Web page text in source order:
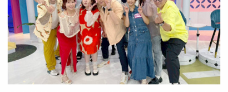
旅。開幕期間限量推出的信義店限定FLIPPER’S「Taipei
101 Strawberry Tower套餐」，有35cm高的「舒芙蕾草莓
塔」與「草莓起司奶蓋飲」。（1,010元，圖／FLIPPER’S
提供）睽違七年再出擊的FLIPPER’S台北2號店，則為信義
店限定推出「Taipei 101 Strawberry Tower套餐」，可見日
本研發團隊為開幕量身打造出高達35公分的「舒芙蕾草莓
塔」，以起司奶霜搭配新鮮草莓、草莓果凍與焦糖堅果，結
合經典與創意衝擊；套餐還搭配以阿薩姆紅茶為基底，融合
祭」為主題的視覺裝置，營造濃濃節慶氛圍。配合活動推出
的「繽紛・多彩」住房專案，雙人入住每晚4,428元起，另
贈400元餐飲抵用券，邀賓客以美食與文化沉浸體驗東北夏
日魅力。
（390元，圖／慕里諾提供）7、8月除了鰻魚元氣套餐，伊
勢路勝勢日式豬排也同步推出消暑系新品「紅紫蘇梅蘿蔔泥
里肌豬排套餐」。選用日本紀州南高梅、紫蘇葉與梅醋製成
的粉嫩醬汁，酸鹹回甘，讓人一解暑氣；另外8月還有大胃
王喜愛的「究好豬戰斧豬排套餐」強勢回歸，重達300克的
份量，以特殊斷筋法保留戰斧豬排的嫩度與彈性，沾裹上薄
薄一層日本進口麵包粉油炸鎖住肉汁，再沾取主廚特調蔥
鹽，一口咬下酥香多汁不膩口。京樂日本料理餐廳推出土用
間切換度假模式，超適合穿上花花襯衫及超辣洋裝前來擺
拍。夜幕降臨後，充滿海島風情的火鶴、雞尾酒、椰子樹霓
虹燈飾亮起，為夏夜增添一抹奇幻色彩。無論白天拍、晚上
拍，都能盡情徜徉在夢幻島國風情中。（圖／業者提供）除
了好拍，一連串的週末限定活動更要好玩！說到夏威夷，怎
麼能少了熱情的草裙舞呢？7月每週六、日下午5點，就到一
期廣場日落舞台參加「呼啦盛夏迎賓派對」，最正宗的草裙